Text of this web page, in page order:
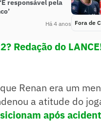
responsável pela
Há 4 anos Fora de
Redação do
Renan era um
a atitude do
após